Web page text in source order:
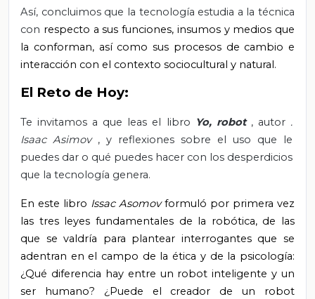
Así, concluimos que la tecnología estudia a la técnica
con respecto a sus funciones, insumos y medios que
la conforman, así como sus procesos de cambio e
interacción con el contexto sociocultural y natural.
El Reto de Hoy:
Te invitamos a que leas el libro Yo, robot , autor .
Isaac Asimov , y reflexiones sobre el uso que le
puedes dar o qué puedes hacer con los desperdicios
que la tecnología genera.
En este libro Issac Asomovformuló por primera vez
las tres leyes fundamentales de la robótica, de las
que se valdría para plantear interrogantes que se
adentran en el campo de la ética y de la psicología:
¿Qué diferencia hay entre un robot inteligente y un
ser humano? ¿Puede el creador de un robot